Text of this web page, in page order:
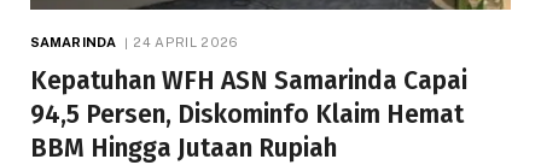
SAMARINDA 24 APRIL 2026
Kepatuhan WFH ASN Samarinda Capai
94,5 Persen, Diskominfo Klaim Hemat
BBM Hingga Jutaan Rupiah